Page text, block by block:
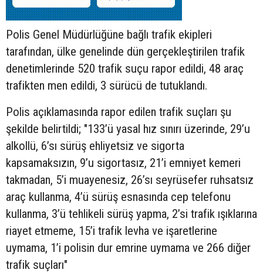
Polis Genel Müdürlüğüne bağlı trafik ekipleri
tarafından, ülke genelinde dün gerçekleştirilen trafik
denetimlerinde 520 trafik suçu rapor edildi, 48 araç
trafikten men edildi, 3 sürücü de tutuklandı.
Polis açıklamasında rapor edilen trafik suçları şu
şekilde belirtildi; "133’ü yasal hız sınırı üzerinde, 29’u
alkollü, 6’sı sürüş ehliyetsiz ve sigorta
kapsamaksızın, 9’u sigortasız, 21’i emniyet kemeri
takmadan, 5’i muayenesiz, 26’sı seyrüsefer ruhsatsız
araç kullanma, 4’ü sürüş esnasında cep telefonu
kullanma, 3’ü tehlikeli sürüş yapma, 2’si trafik ışıklarına
riayet etmeme, 15’i trafik levha ve işaretlerine
uymama, 1’i polisin dur emrine uymama ve 266 diğer
trafik suçları"